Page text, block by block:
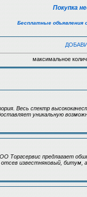
Покупка
Бесплатные объявления
максимальное
Весь спектр
уникальную
Торгсервис предлагает
отсев известняковый,